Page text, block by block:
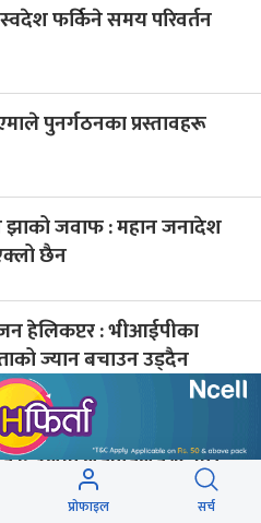
फर्किने समय परिवर्तन
पुनर्गठनका प्रस्तावहरू
झाको जवाफ : महान जनादेश
छैन
हेलिकप्टर : भीआईपीका
ज्यान बचाउन उड्दैन
प्रतिबन्ध लगाउने विधेयक
५ देशमा शतप्रतिशत भन्सार
प्रोफाइल सर्च